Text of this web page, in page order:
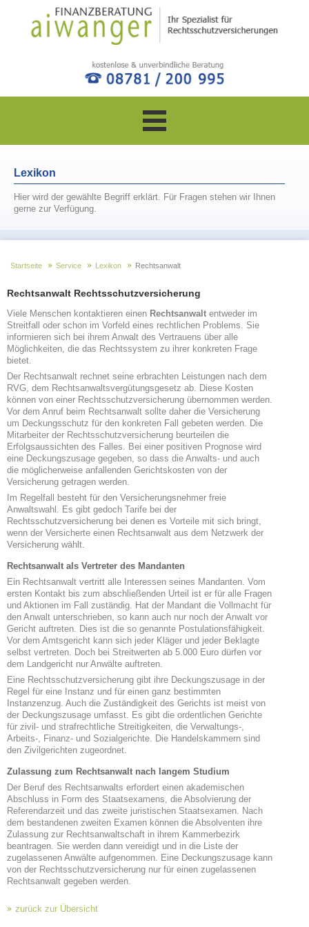
Lexikon
Hier wird der gewählte Begriff erklärt. Für Fragen stehen wir Ihnen
gerne zur Verfügung.
Startseite Service Lexikon Rechtsanwalt
Rechtsanwalt Rechtsschutzversicherung
Viele Menschen kontaktieren einen Rechtsanwalt entweder im
Streitfall oder schon im Vorfeld eines rechtlichen Problems. Sie
informieren sich bei ihrem Anwalt des Vertrauens über alle
Möglichkeiten, die das Rechtssystem zu ihrer konkreten Frage
bietet.
Der Rechtsanwalt rechnet seine erbrachten Leistungen nach dem
RVG, dem Rechtsanwaltsvergütungsgesetz ab. Diese Kosten
können von einer Rechtsschutzversicherung übernommen werden.
Vor dem Anruf beim Rechtsanwalt sollte daher die Versicherung
um Deckungsschutz für den konkreten Fall gebeten werden. Die
Mitarbeiter der Rechtsschutzversicherung beurteilen die
Erfolgsaussichten des Falles. Bei einer positiven Prognose wird
eine Deckungszusage gegeben, so dass die Anwalts- und auch
die möglicherweise anfallenden Gerichtskosten von der
Versicherung getragen werden.
Im Regelfall besteht für den Versicherungsnehmer freie
Anwaltswahl. Es gibt gedoch Tarife bei der
Rechtsschutzversicherung bei denen es Vorteile mit sich bringt,
wenn der Versicherte einen Rechtsanwalt aus dem Netzwerk der
Versicherung wählt.
Rechtsanwalt als Vertreter des Mandanten
Ein Rechtsanwalt vertritt alle Interessen seines Mandanten. Vom
ersten Kontakt bis zum abschließenden Urteil ist er für alle Fragen
und Aktionen im Fall zuständig. Hat der Mandant die Vollmacht für
den Anwalt unterschrieben, so kann auch nur noch der Anwalt vor
Gericht auftreten. Dies ist die so genannte Postulationsfähigkeit.
Vor dem Amtsgericht kann sich jeder Kläger und jeder Beklagte
selbst vertreten. Doch bei Streitwerten ab 5.000 Euro dürfen vor
dem Landgericht nur Anwälte auftreten.
Eine Rechtsschutzversicherung gibt ihre Deckungszusage in der
Regel für eine Instanz und für einen ganz bestimmten
Instanzenzug. Auch die Zuständigkeit des Gerichts ist meist von
der Deckungszusage umfasst. Es gibt die ordentlichen Gerichte
für zivil- und strafrechtliche Streitigkeiten, die Verwaltungs-,
Arbeits-, Finanz- und Sozialgerichte. Die Handelskammern sind
den Zivilgerichten zugeordnet.
Zulassung zum Rechtsanwalt nach langem Studium
Der Beruf des Rechtsanwalts erfordert einen akademischen
Abschluss in Form des Staatsexamens, die Absolvierung der
Referendarzeit und das zweite juristischen Staatsexamen. Nach
dem bestandenen zweiten Examen können die Absolventen ihre
Zulassung zur Rechtsanwaltschaft in ihrem Kammerbezirk
beantragen. Sie werden dann vereidigt und in die Liste der
zugelassenen Anwälte aufgenommen. Eine Deckungszusage kann
von der Rechtsschutzversicherung nur für einen zugelassenen
Rechtsanwalt gegeben werden.
zurück zur Übersicht